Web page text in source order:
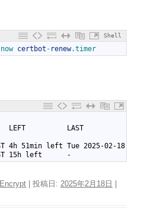
Shell
now certbot - renew.timer
LEFT          LAST
4h 51min left Tue 2025-02-18
15h left      -
| 投稿日: 2025年2月18日